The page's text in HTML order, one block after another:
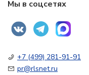
Мы в соцсетях
+7 (499) 281-91-91
pr@rlsnet.ru